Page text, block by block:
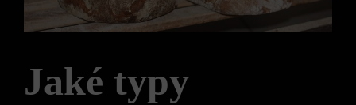
Jaké typy